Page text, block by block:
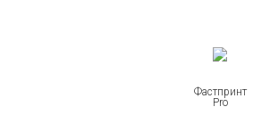
Фастпринт
Pro